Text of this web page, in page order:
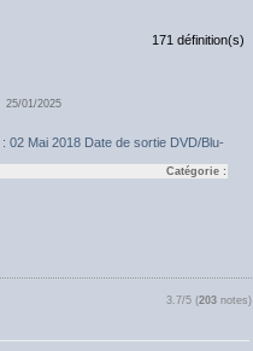
171 définition(s)
25/01/2025
02 Mai 2018 Date de sortie DVD/Blu-
Catégorie :
3.7/5 (203notes)